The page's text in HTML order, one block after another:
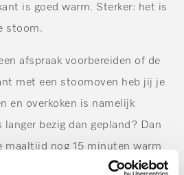
is goed warm. Sterker: het is
stoom.
afspraak voorbereiden of de
met een stoomoven heb jij je
en overkoken is namelijk
bezig dan gepland? Dan
maaltijd nog 15 minuten warm